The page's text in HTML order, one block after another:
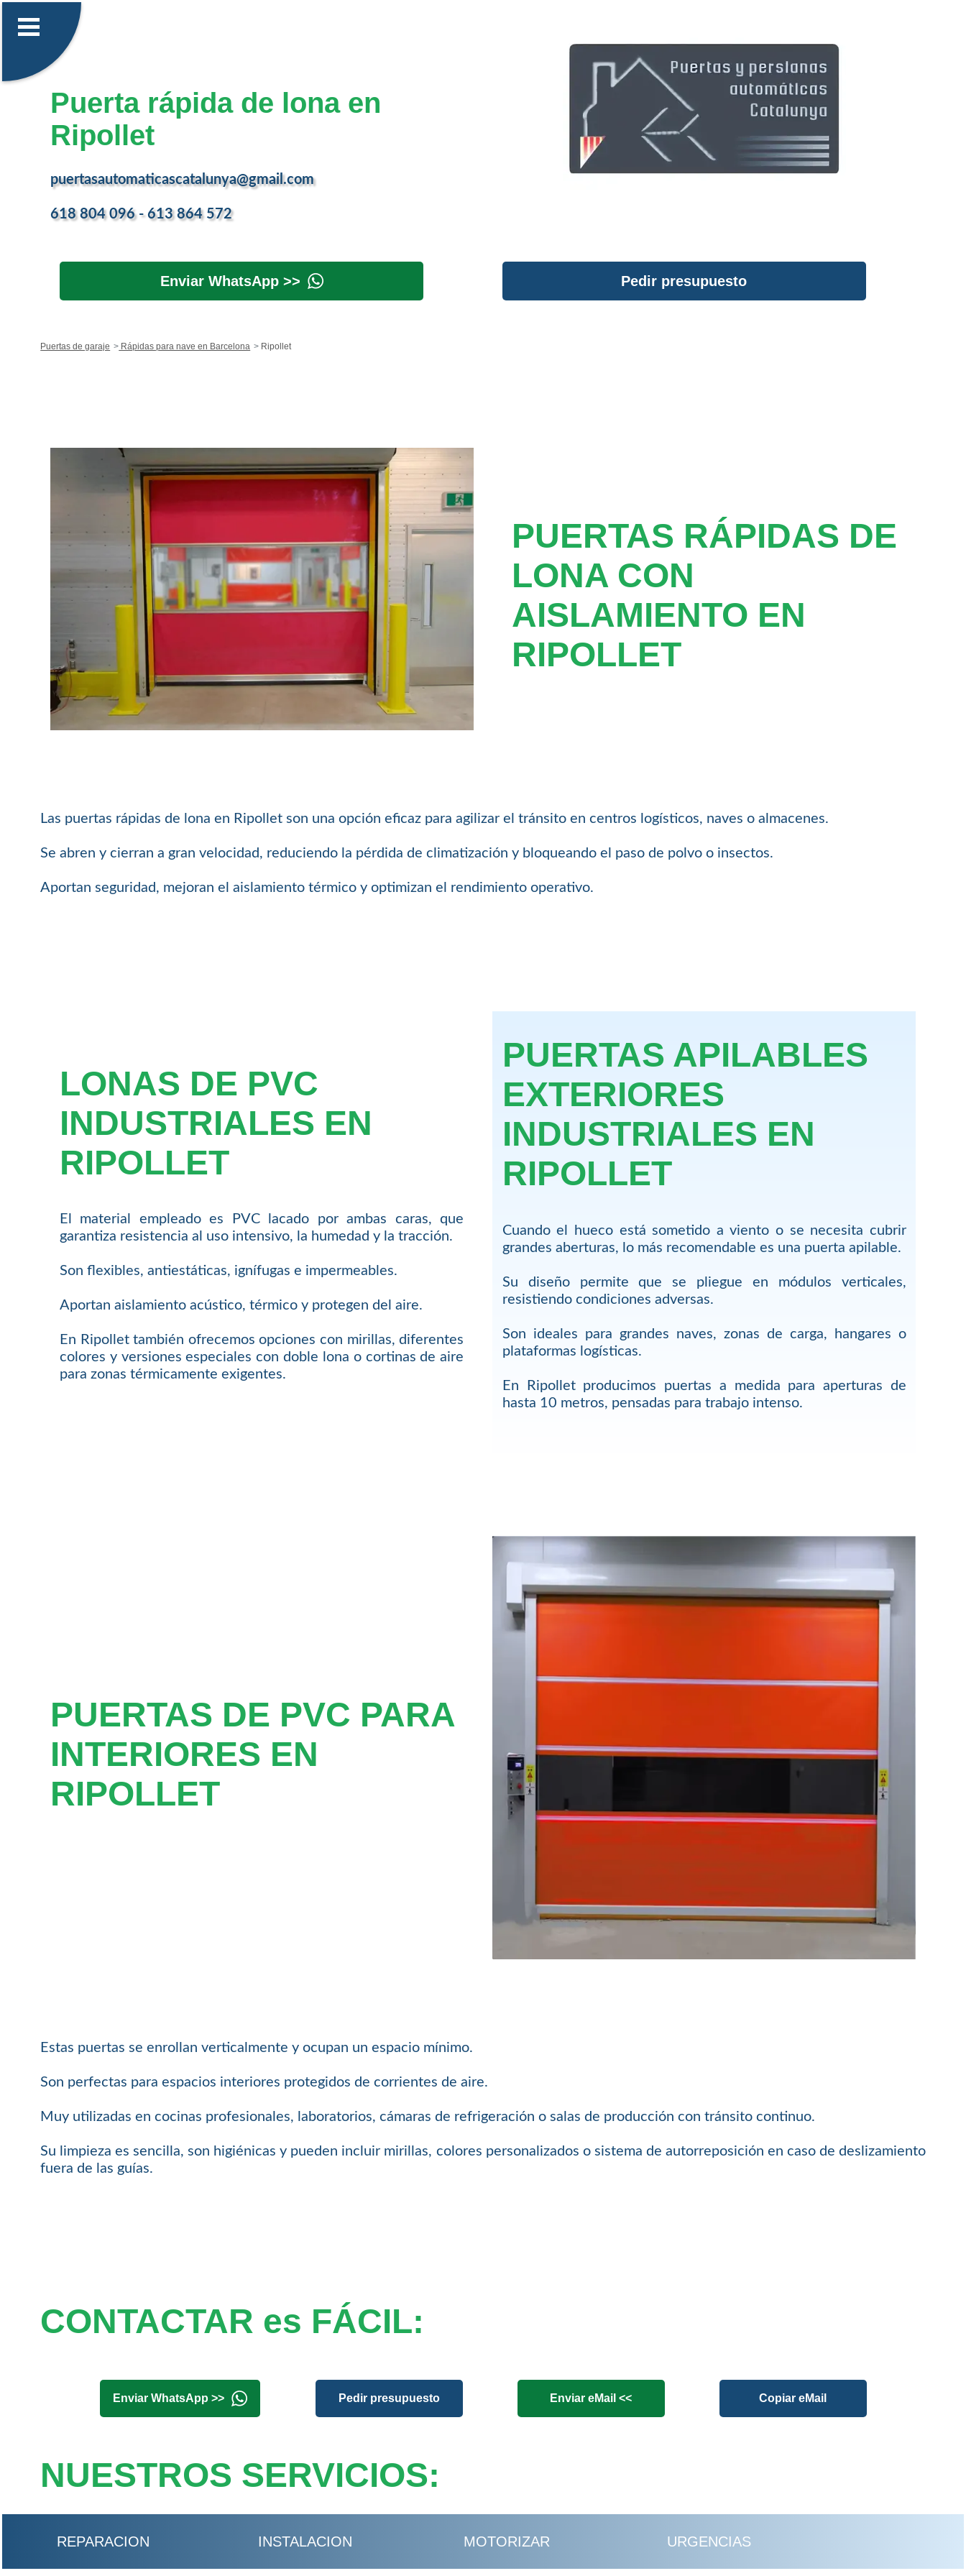
Puerta rápida de lona en
Ripollet
puertasautomaticascatalunya@gmail.com
618 804 096 - 613 864 572
Enviar WhatsApp >> Pedir presupuesto
Puertas de garaje Rápidas para nave en Barcelona Ripollet
PUERTAS RÁPIDAS DE
LONA CON
AISLAMIENTO EN
RIPOLLET
Las puertas rápidas de lona en Ripollet son una opción eficaz para agilizar el tránsito en centros logísticos, naves o almacenes.
Se abren y cierran a gran velocidad, reduciendo la pérdida de climatización y bloqueando el paso de polvo o insectos.
Aportan seguridad, mejoran el aislamiento térmico y optimizan el rendimiento operativo.
LONAS DE PVC
INDUSTRIALES EN
RIPOLLET
El material empleado es PVC lacado por ambas caras, que
garantiza resistencia al uso intensivo, la humedad y la tracción.
Son flexibles, antiestáticas, ignífugas e impermeables.
Aportan aislamiento acústico, térmico y protegen del aire.
En Ripollet también ofrecemos opciones con mirillas, diferentes
colores y versiones especiales con doble lona o cortinas de aire
para zonas térmicamente exigentes.
PUERTAS APILABLES
EXTERIORES
INDUSTRIALES EN
RIPOLLET
Cuando el hueco está sometido a viento o se necesita cubrir
grandes aberturas, lo más recomendable es una puerta apilable.
Su diseño permite que se pliegue en módulos verticales,
resistiendo condiciones adversas.
Son ideales para grandes naves, zonas de carga, hangares o
plataformas logísticas.
En Ripollet producimos puertas a medida para aperturas de
hasta 10 metros, pensadas para trabajo intenso.
PUERTAS DE PVC PARA
INTERIORES EN
RIPOLLET
Estas puertas se enrollan verticalmente y ocupan un espacio mínimo.
Son perfectas para espacios interiores protegidos de corrientes de aire.
Muy utilizadas en cocinas profesionales, laboratorios, cámaras de refrigeración o salas de producción con tránsito continuo.
Su limpieza es sencilla, son higiénicas y pueden incluir mirillas, colores personalizados o sistema de autorreposición en caso de deslizamiento
fuera de las guías.
CONTACTAR es FÁCIL:
Enviar WhatsApp >> Pedir presupuesto Enviar eMail << Copiar eMail
NUESTROS SERVICIOS:
REPARACION INSTALACION MOTORIZAR URGENCIAS